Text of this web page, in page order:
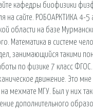
кафедры биофизики
на сайте. РОБОАРКТИКА 4-
области на базе
Математика в системе
занимающийся такими
по физике 7 класс
движение. Это мне
мехмате МГУ. Был у них
дополнительного